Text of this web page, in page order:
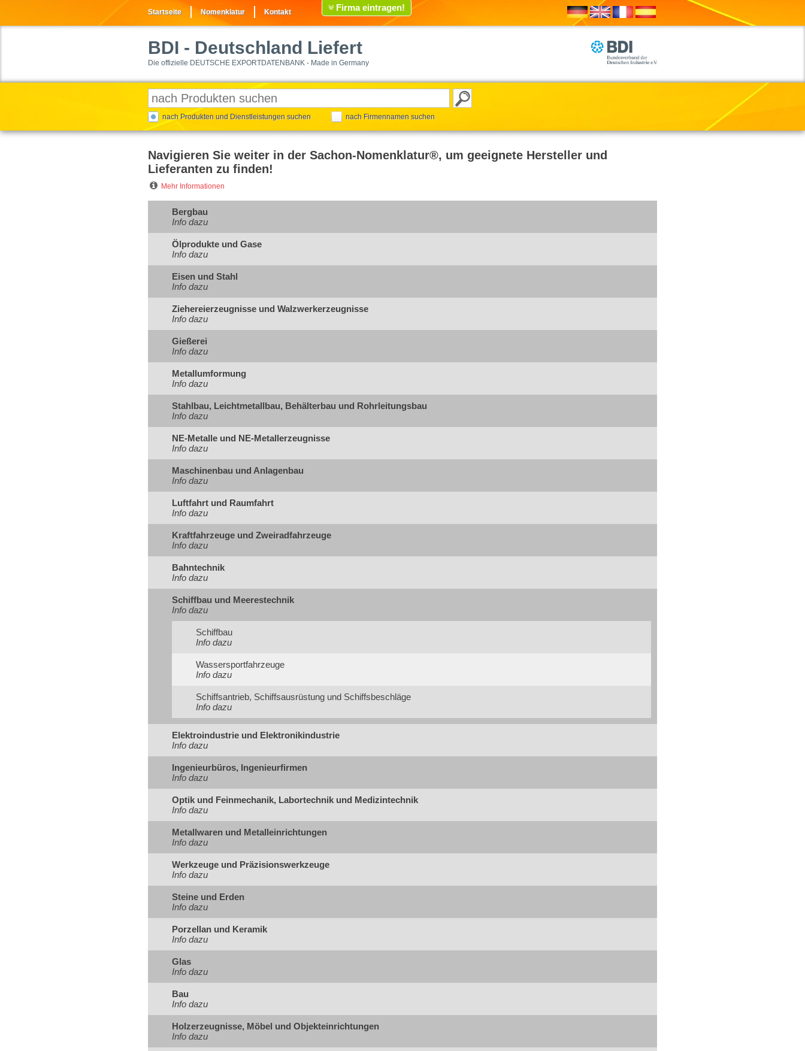
Startseite Nomenklatur Kontakt Firma eintragen!
BDI - Deutschland Liefert
Die offizielle DEUTSCHE EXPORTDATENBANK - Made in Germany
nach Produkten und Dienstleistungen suchen nach Firmennamen suchen
Navigieren Sie weiter in der Sachon-Nomenklatur®, um geeignete Hersteller und
Lieferanten zu finden!
Mehr Informationen
Bergbau
Info dazu
Ölprodukte und Gase
Info dazu
Eisen und Stahl
Info dazu
Ziehereierzeugnisse und Walzwerkerzeugnisse
Info dazu
Gießerei
Info dazu
Metallumformung
Info dazu
Stahlbau, Leichtmetallbau, Behälterbau und Rohrleitungsbau
Info dazu
NE-Metalle und NE-Metallerzeugnisse
Info dazu
Maschinenbau und Anlagenbau
Info dazu
Luftfahrt und Raumfahrt
Info dazu
Kraftfahrzeuge und Zweiradfahrzeuge
Info dazu
Bahntechnik
Info dazu
Schiffbau und Meerestechnik
Info dazu
Schiffbau
Info dazu
Wassersportfahrzeuge
Info dazu
Schiffsantrieb, Schiffsausrüstung und Schiffsbeschläge
Info dazu
Elektroindustrie und Elektronikindustrie
Info dazu
Ingenieurbüros, Ingenieurfirmen
Info dazu
Optik und Feinmechanik, Labortechnik und Medizintechnik
Info dazu
Metallwaren und Metalleinrichtungen
Info dazu
Werkzeuge und Präzisionswerkzeuge
Info dazu
Steine und Erden
Info dazu
Porzellan und Keramik
Info dazu
Glas
Info dazu
Bau
Info dazu
Holzerzeugnisse, Möbel und Objekteinrichtungen
Info dazu